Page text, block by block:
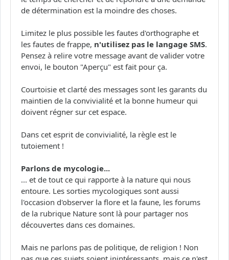
de détermination est la moindre des choses.
Limitez le plus possible les fautes d'orthographe et
les fautes de frappe, n'utilisez pas le langage SMS.
Pensez à relire votre message avant de valider votre
envoi, le bouton "Aperçu" est fait pour ça.
Courtoisie et clarté des messages sont les garants du
maintien de la convivialité et la bonne humeur qui
doivent régner sur cet espace.
Dans cet esprit de convivialité, la règle est le
tutoiement !
Parlons de mycologie...
... et de tout ce qui rapporte à la nature qui nous
entoure. Les sorties mycologiques sont aussi
l'occasion d'observer la flore et la faune, les forums
de la rubrique Nature sont là pour partager nos
découvertes dans ces domaines.
Mais ne parlons pas de politique, de religion ! Non